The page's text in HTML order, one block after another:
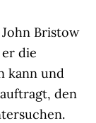
Bristow
die
kann und
den